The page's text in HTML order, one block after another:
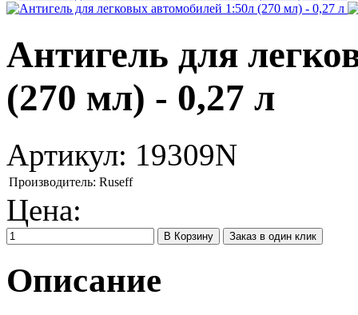
Антигель для
(270 мл) - 0,27 л
Артикул: 19309N
Производитель: Ruseff
Цена:
Заказ в один клик
Описание